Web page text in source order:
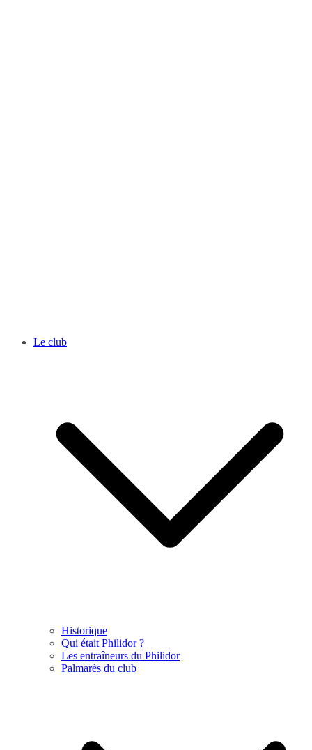
Le club
Historique
Qui était Philidor ?
Les entraîneurs du Philidor
Palmarès du club